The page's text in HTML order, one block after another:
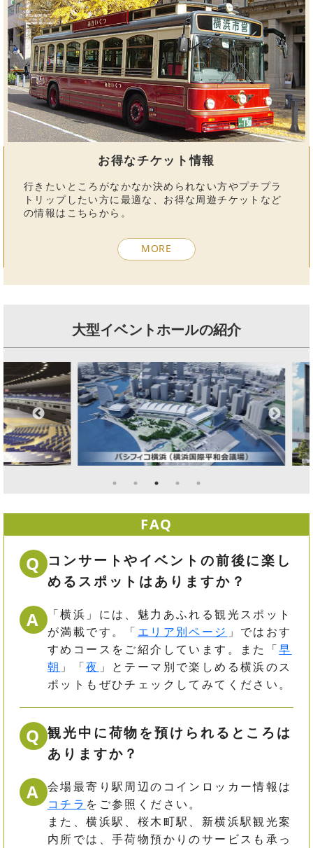
お得なチケット情報
行きたいところがなかなか決められない方やプチプラ
トリップしたい方に最適な、お得な周遊チケットなど
の情報はこちらから。
MORE
大型イベントホールの紹介
FAQ
Q コンサートやイベントの前後に楽し
めるスポットはありますか？
A
「横浜」には、魅力あふれる観光スポット
が満載です。「 エリア別ページ 」ではおす
すめコースをご紹介しています。また「早
朝 」「夜 」とテーマ別で楽しめる横浜のス
ポットもぜひチェックしてみてください。
Q 観光中に荷物を預けられるところは
ありますか？
A 会場最寄り駅周辺のコインロッカー情報は
コチラ をご参照ください。
また、横浜駅、桜木町駅、新横浜駅観光案
内所では、手荷物預かりのサービスも承っ